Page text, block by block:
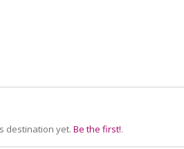
destination yet. Be the first!.